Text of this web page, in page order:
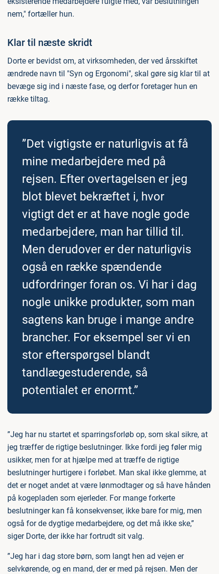
nem," fortæller hun.
Klar til næste skridt
Dorte er bevidst om, at virksomheden, der ved årsskiftet
ændrede navn til "Syn og Ergonomi", skal gøre sig klar til at
bevæge sig ind i næste fase, og derfor foretager hun en
række tiltag.
”Det vigtigste er naturligvis at få
mine medarbejdere med på
rejsen. Efter overtagelsen er jeg
blot blevet bekræftet i, hvor
vigtigt det er at have nogle gode
medarbejdere, man har tillid til.
Men derudover er der naturligvis
også en række spændende
udfordringer foran os. Vi har i dag
nogle unikke produkter, som man
sagtens kan bruge i mange andre
brancher. For eksempel ser vi en
stor efterspørgsel blandt
tandlægestuderende, så
potentialet er enormt.”
”Jeg har nu startet et sparringsforløb op, som skal sikre, at
jeg træffer de rigtige beslutninger. Ikke fordi jeg føler mig
usikker, men for at hjælpe med at træffe de rigtige
beslutninger hurtigere i forløbet. Man skal ikke glemme, at
det er noget andet at være lønmodtager og så have hånden
på kogepladen som ejerleder. For mange forkerte
beslutninger kan få konsekvenser, ikke bare for mig, men
også for de dygtige medarbejdere, og det må ikke ske,”
siger Dorte, der ikke har fortrudt sit valg.
”Jeg har i dag store børn, som langt hen ad vejen er
selvkørende, og en mand, der er med på rejsen. Men der